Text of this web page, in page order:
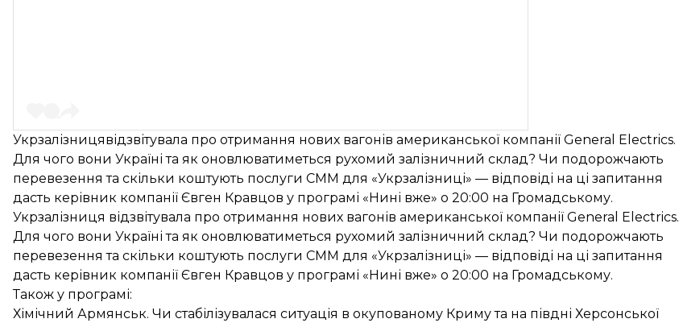
Укрзалізницявідзвітувала про отримання нових вагонів американської компанії General Electrics.
Для чого вони Україні та як оновлюватиметься рухомий залізничний склад? Чи подорожчають
перевезення та скільки коштують послуги СММ для «Укрзалізниці» — відповіді на ці запитання
дасть керівник компанії Євген Кравцов у програмі «Нині вже» о 20:00 на Громадському.
Укрзалізниця відзвітувала про отримання нових вагонів американської компанії General Electrics.
Для чого вони Україні та як оновлюватиметься рухомий залізничний склад? Чи подорожчають
перевезення та скільки коштують послуги СММ для «Укрзалізниці» — відповіді на ці запитання
дасть керівник компанії Євген Кравцов у програмі «Нині вже» о 20:00 на Громадському.
Також у програмі:
Хімічний Армянськ. Чи стабілізувалася ситуація в окупованому Криму та на півдні Херсонської